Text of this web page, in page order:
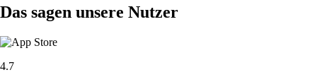
Das sagen unsere Nutzer
4.7